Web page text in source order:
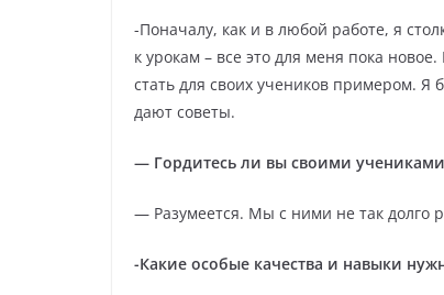
-Поначалу, как и в любой работе, я
к урокам – все это для меня пока
стать для своих учеников примером. Я
дают советы.
— Гордитесь ли вы своими
— Разумеется. Мы с ними не так долго
-Какие особые качества и навыки